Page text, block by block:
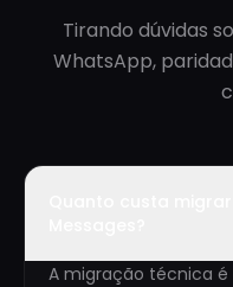
Tirando dúvidas
WhatsApp,
A migração técnica